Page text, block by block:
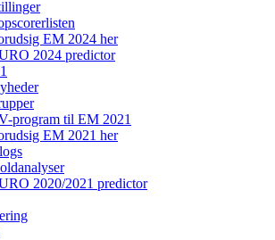
EM 2024 her
2024 predictor
program til EM 2021
EM 2021 her
2020/2021 predictor